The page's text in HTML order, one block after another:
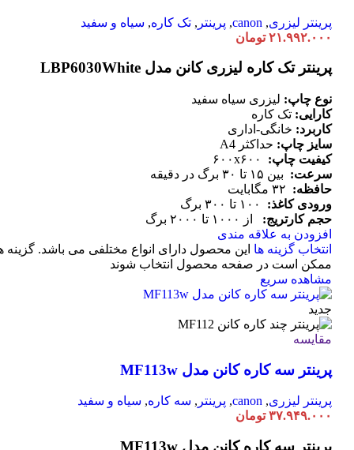
پرینتر لیزری,
canon
, پرینتر , تک کاره, سیاه و سفید
۲۱.۹۹۲.۰۰۰ تومان
پرینتر تک کاره لیزری کانن مدل LBP6030White
نوع چاپ: لیزری سیاه سفید
کارایی: تک کاره
کاربرد: خانگی-اداری
سایز چاپ: حداکثر A4
کیفیت چاپ:
۶۰۰x۶۰۰
سرعت: بین ۱۵ تا ۳۰ برگ در دقیقه
حافظه: ۳۲ مگابایت
ورودی کاغذ:
۱۰۰ تا ۳۰۰ برگ
حجم کارتریج:
از ۱۰۰۰ تا ۲۰۰۰ برگ
افزودن به علاقه مندی
انتخاب گزینه ها این محصول دارای انواع مختلفی می باشد. گزینه
ممکن است در صفحه محصول انتخاب شوند
مشاهده سریع
جدید
مقایسه
پرینتر سه کاره کانن مدل MF113w
پرینتر لیزری,
canon
, پرینتر , سه کاره, سیاه و سفید
۳۷.۹۴۹.۰۰۰ تومان
پرینتر سه کاره کانن مدل MF113w